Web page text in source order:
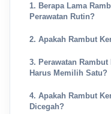
1. Berapa Lama
Perawatan Rutin?
2. Apakah Rambut
3. Perawatan
Harus Memilih Satu?
4. Apakah Rambut
Dicegah?